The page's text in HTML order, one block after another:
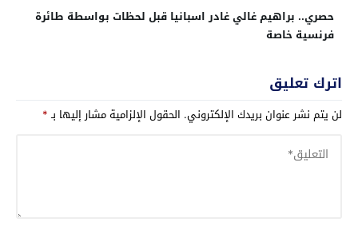
حصري.. براهيم غالي غادر اسبانيا قبل لحظات بواسطة طائرة
فرنسية خاصة
اترك تعليق
لن يتم نشر عنوان بريدك الإلكتروني. الحقول الإلزامية مشار إليها بـ*